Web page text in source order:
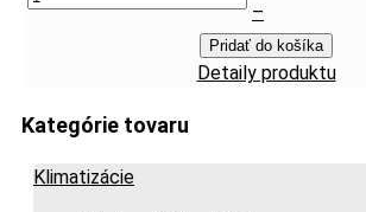
–
Pridať do košíka
Detaily produktu
Kategórie tovaru
Klimatizácie